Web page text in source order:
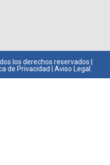
los derechos reservados |
de Privacidad Aviso Legal.